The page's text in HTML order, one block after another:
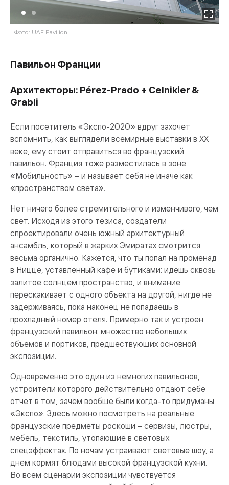
Фото: UAE Pavilion
Павильон Франции
Архитекторы: Pérez-Prado + Celnikier &
Grabli
Если посетитель «Экспо-2020» вдруг захочет
вспомнить, как выглядели всемирные выставки в ХХ
веке, ему стоит отправиться во французский
павильон. Франция тоже разместилась в зоне
«Мобильность» – и называет себя не иначе как
«пространством света».
Нет ничего более стремительного и изменчивого, чем
свет. Исходя из этого тезиса, создатели
спроектировали очень южный архитектурный
ансамбль, который в жарких Эмиратах смотрится
весьма органично. Кажется, что ты попал на променад
в Ницце, уставленный кафе и бутиками: идешь сквозь
залитое солнцем пространство, и внимание
перескакивает с одного объекта на другой, нигде не
задерживаясь, пока наконец не попадаешь в
прохладный номер отеля. Примерно так и устроен
французский павильон: множество небольших
объемов и портиков, предшествующих основной
экспозиции.
Одновременно это один из немногих павильонов,
устроители которого действительно отдают себе
отчет в том, зачем вообще были когда-то придуманы
«Экспо». Здесь можно посмотреть на реальные
французские предметы роскоши – сервизы, люстры,
мебель, текстиль, утопающие в световых
спецэффектах. По ночам устраивают световые шоу, а
днем кормят блюдами высокой французской кухни.
Во всем сценарии экспозиции чувствуется